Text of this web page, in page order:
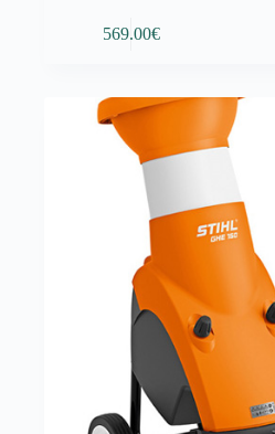
569.00€